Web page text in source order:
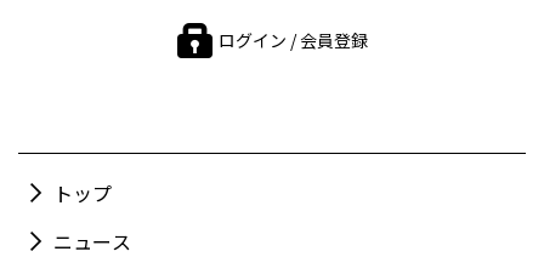
ログイン / 会員登録
トップ
ニュース